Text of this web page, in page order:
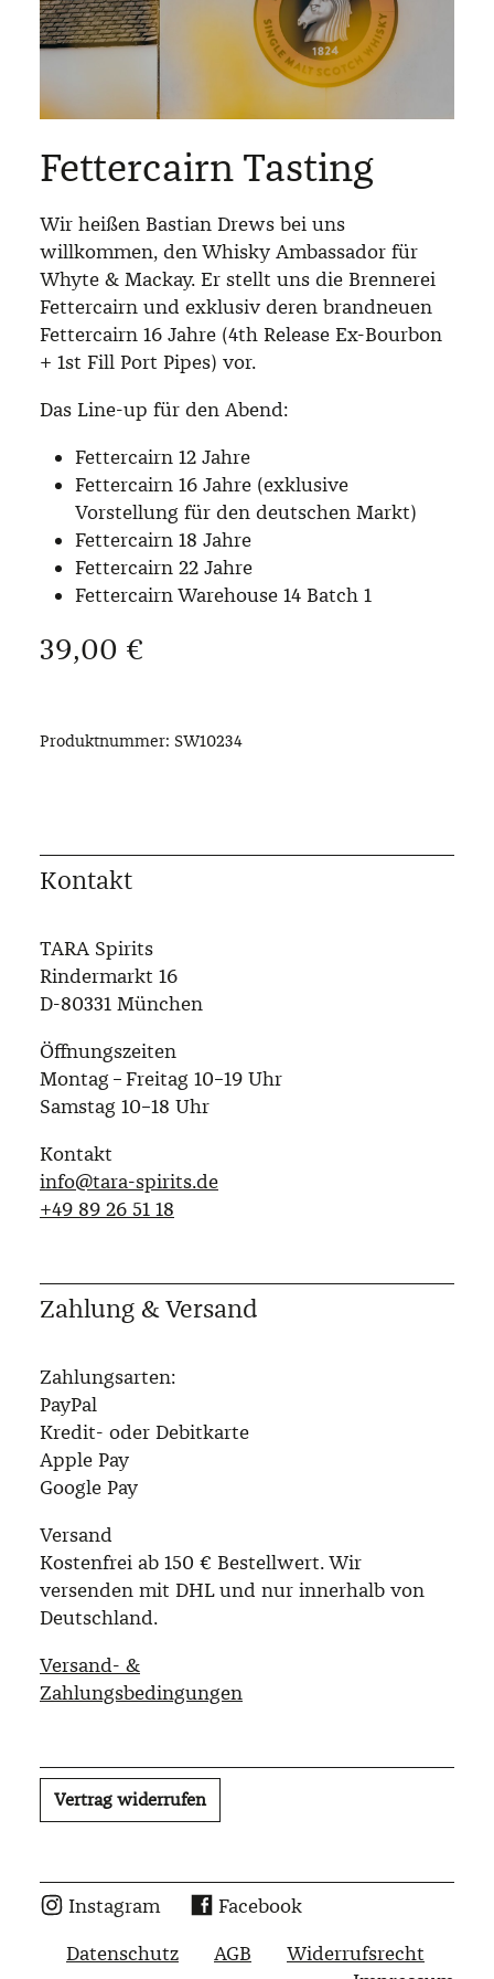
Fettercairn Tasting
Wir heißen Bastian Drews bei uns
willkommen, den Whisky Ambassador für
Whyte & Mackay. Er stellt uns die Brennerei
Fettercairn und exklusiv deren brandneuen
Fettercairn 16 Jahre (4th Release Ex-Bourbon
+ 1st Fill Port Pipes) vor.
Das Line-up für den Abend:
Fettercairn 12 Jahre
Fettercairn 16 Jahre (exklusive
Vorstellung für den deutschen Markt)
Fettercairn 18 Jahre
Fettercairn 22 Jahre
Fettercairn Warehouse 14 Batch 1
Regulärer Preis:
39,00 €
Produktnummer: SW10234
Kontakt
TARA Spirits
Rindermarkt 16
D-80331 München
Öffnungszeiten
Montag – Freitag 10–19 Uhr
Samstag 10–18 Uhr
Kontakt
info@tara-spirits.de
‭+49 89 26 51 18‬
Zahlung & Versand
Zahlungsarten:
PayPal
Kredit- oder Debitkarte
Apple Pay
Google Pay
Versand
Kostenfrei ab 150 € Bestellwert. Wir
versenden mit DHL und nur innerhalb von
Deutschland.
Versand- &
Zahlungsbedingungen
Vertrag widerrufen
Instagram
Facebook
Datenschutz
AGB
Widerrufsrecht